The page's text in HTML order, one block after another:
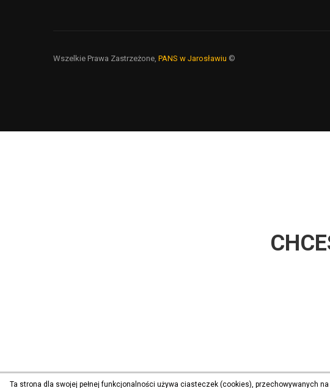
Wszelkie Prawa Zastrzeżone, PANS w Jarosławiu ©
Ta strona dla swojej pełnej funkcjonalności używa ciasteczek (cookies), przechowywanych